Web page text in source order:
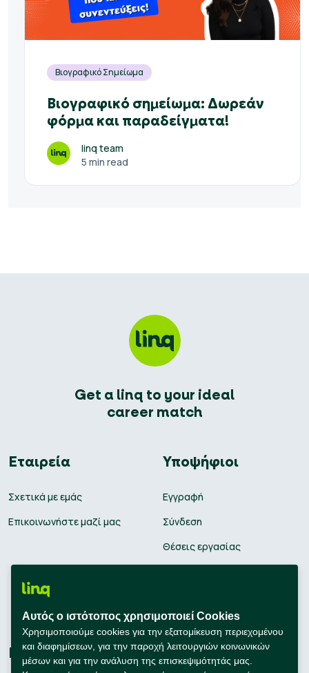
Βιογραφικό Σημείωμα
Βιογραφικό σημείωμα: Δωρεάν
φόρμα και παραδείγματα!
linq team
5 min read
Get a linq to your ideal
career match
Εταιρεία
Σχετικά με εμάς
Επικοινωνήστε μαζί μας
Υποψήφιοι
Εγγραφή
Σύνδεση
Θέσεις εργασίας
Συμβουλές Καριέρας
Εταιρείες Connect with us
Αυτός ο ιστότοπος χρησιμοποιεί Cookies
Χρησιμοποιούμε cookies για την εξατομίκευση περιεχομένου
και διαφημίσεων, για την παροχή λειτουργιών κοινωνικών
μέσων και για την ανάλυση της επισκεψιμότητάς μας.